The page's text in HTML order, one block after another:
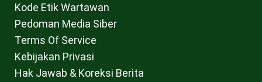
Kode Etik Wartawan
Pedoman Media Siber
Terms Of Service
Kebijakan Privasi
Hak Jawab & Koreksi Berita